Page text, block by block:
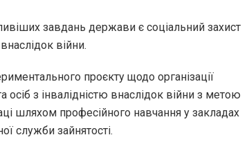
завдань держави є соціальний захист
війни.
проєкту щодо організації
осіб з інвалідністю внаслідок війни з метою
шляхом професійного навчання у закладах
служби зайнятості.